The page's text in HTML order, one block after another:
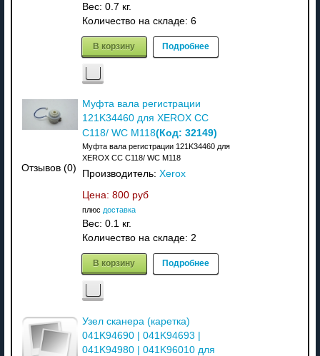
Вес: 0.7 кг.
Количество на складе: 6
В корзину Подробнее
Отзывов (0)
Муфта вала регистрации
121K34460 для XEROX CC
C118/ WC M118(Код: 32149)
Муфта вала регистрации 121K34460 для
XEROX CC C118/ WC M118
Производитель: Xerox
Цена: 800 руб
плюс доставка
Вес: 0.1 кг.
Количество на складе: 2
В корзину Подробнее
Узел сканера (каретка)
041K94690 | 041K94693 |
041K94980 | 041K96010 для